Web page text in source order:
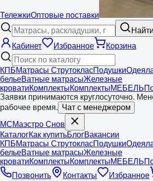
ТележкиОптовые поставки
Найти
Кабинет
Избранное Корзина
КПБМатрасы СтрутокласПодушки
бельеВатные матрасыЖелезные
кроватиКомплектыКомплектыМЕБЕЛЬ
Заявки принимаются круглосуточно.
рабочее время. Чат с менеджером
МСМаэстро Снов
КаталогКак купитьБлогВакансии
КПБМатрасы СтрутокласПодушки
бельеВатные матрасыЖелезные
кроватиКомплектыКомплектыМЕБЕЛЬ
Позвонить
Контакты Избранное